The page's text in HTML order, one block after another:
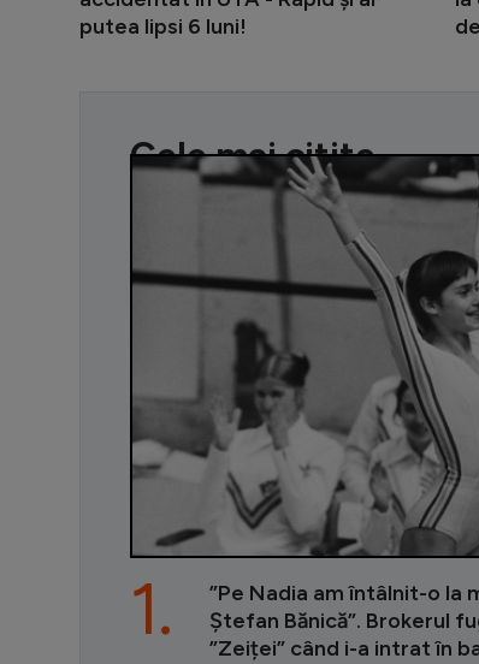
putea lipsi 6 luni!
Cele mai citite
”Pe Nadia am întâlnit-o la
Ștefan Bănică”. Brokerul
”Zeiței” când i-a intrat în
1.